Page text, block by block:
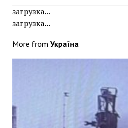
загрузка...
загрузка...
More from Україна